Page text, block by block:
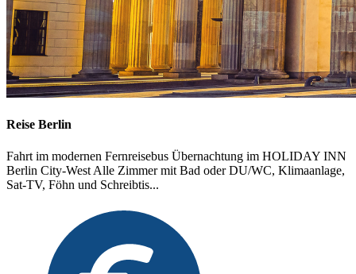
Reise Berlin
Fahrt im modernen Fernreisebus Übernachtung im HOLIDAY INN
Berlin City-West Alle Zimmer mit Bad oder DU/WC, Klimaanlage,
Sat-TV, Föhn und Schreibtis...